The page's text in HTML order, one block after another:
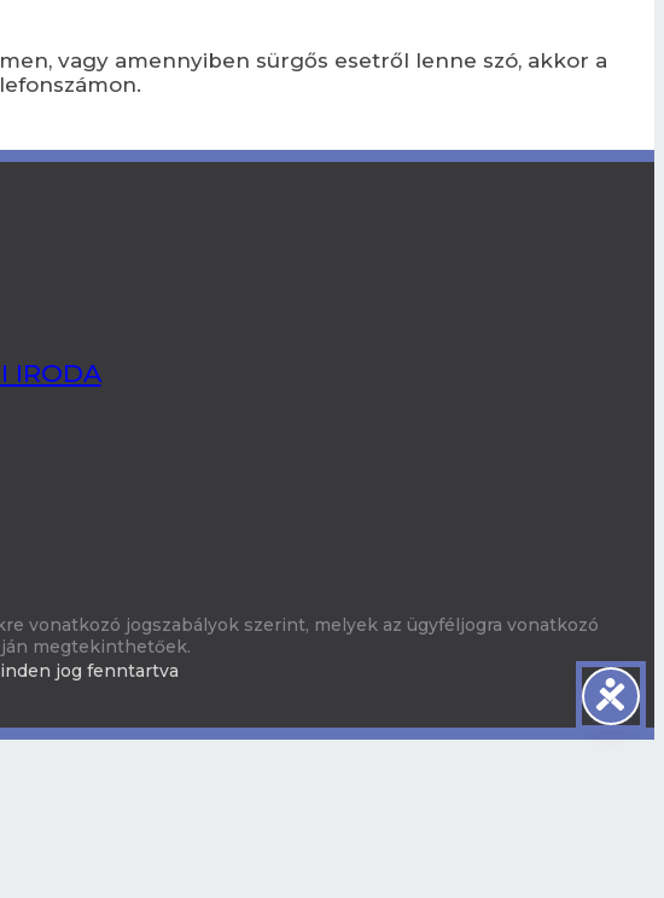
vagy amennyiben sürgős esetről lenne szó, akkor a
IRODA
vonatkozó jogszabályok szerint, melyek az ügyféljogra vonatkozó
megtekinthetőek.
jog fenntartva